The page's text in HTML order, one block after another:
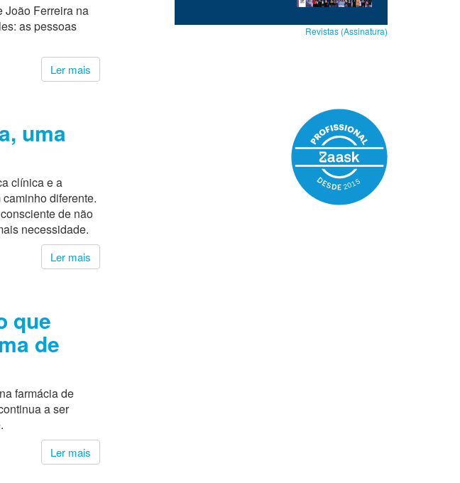
Revistas (Assinatura)
João Ferreira na
as pessoas
Ler mais
uma
clínica e a
diferente.
de não
necessidade.
Ler mais
que
de
farmácia de
a ser
Ler mais